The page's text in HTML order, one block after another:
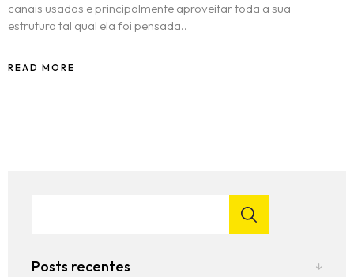
canais usados e principalmente aproveitar toda a sua
estrutura tal qual ela foi pensada..
READ MORE
Posts recentes